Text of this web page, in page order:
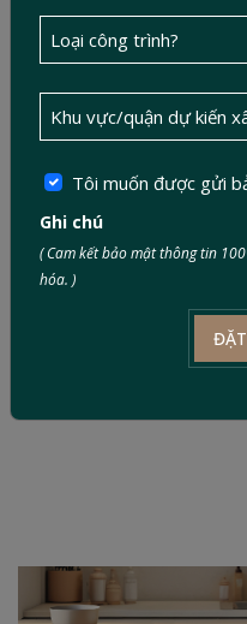
Tôi muốn được gửi
Ghi chú
( Cam kết bảo mật thông tin
hóa. )